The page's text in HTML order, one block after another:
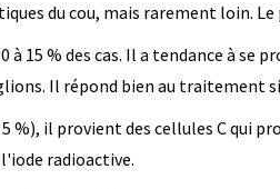
du cou, mais rarement loin.
à 15 % des cas. Il a tendance à se
Il répond bien au traitement
5 %), il provient des cellules C qui
radioactive.